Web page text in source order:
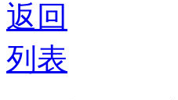
返回
列表